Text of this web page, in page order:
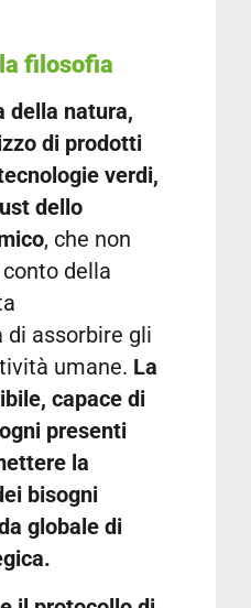
filosofia
della natura,
di prodotti
verdi,
dello
, che non
della
di assorbire gli
umane. La
capace di
presenti
la
bisogni
globale di